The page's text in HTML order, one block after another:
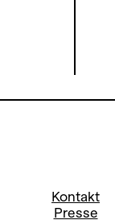
Kontakt
Presse